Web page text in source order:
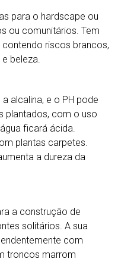
para o hardscape ou
ou comunitários. Tem
riscos brancos,
beleza.
alcalina, e o PH pode
plantados, com o uso
ficará ácida.
plantas carpetes.
a dureza da
a construção de
solitários. A sua
com
troncos marrom